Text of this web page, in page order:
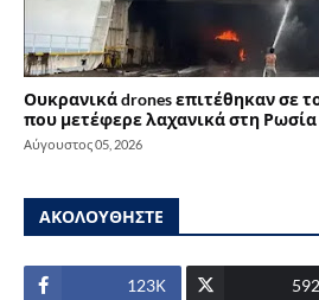
Ουκρανικά drones επιτέθηκαν σε
που μετέφερε λαχανικά στη Ρωσία
Αύγουστος 05, 2026
ΑΚΟΛΟΥΘΗΣΤΕ
123Κ